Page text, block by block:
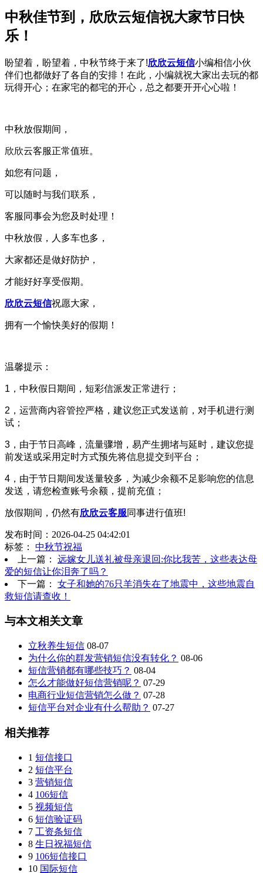
中秋佳节到，欣欣云短信祝大家节日快
乐！
盼望着，盼望着，中秋节终于来了!欣欣云短信小编相信小伙
伴们也都做好了各自的安排！在此，小编就祝大家出去玩的都
玩得开心；在家宅的都宅的开心，总之都要开开心心啦！
中秋放假期间，
欣欣云客服正常值班。
如您有问题，
可以随时与我们联系，
客服同事会为您及时处理！
中秋放假，人多车也多，
大家都还是做好防护，
才能好好享受假期。
欣欣云短信祝愿大家，
拥有一个愉快美好的假期！
温馨提示：
1，中秋假日期间，短彩信派发正常进行；
2，运营商内容管控严格，建议您正式发送前，对手机进行测
试；
3，由于节日高峰，流量骤增，易产生拥堵与延时，建议您提
前发送或采用定时方式预先将信息提交到平台；
4，由于节日期间发送量较多，为减少余额不足影响您的信息
发送，请您检查账号余额，提前充值；
放假期间，仍然有欣欣云客服同事进行值班!
发布时间：2026-04-25 04:42:01
标签： 中秋节祝福
上一篇： 远嫁女儿送礼被母亲退回:你比我苦，这些表达母
爱的短信让你泪奔了吗？
下一篇： 女子和她的76只羊消失在了地震中，这些地震自
救短信请查收！
与本文相关文章
立秋养生短信 08-07
为什么你的群发营销短信没有转化？ 08-06
短信营销都有哪些技巧？ 08-04
怎么才能做好短信营销呢？ 07-29
电商行业短信营销怎么做？ 07-28
短信平台对企业有什么帮助？ 07-27
相关推荐
1 短信接口
2 短信平台
3 营销短信
4 106短信
5 视频短信
6 短信验证码
7 工资条短信
8 生日祝福短信
9 106短信接口
10 国际短信